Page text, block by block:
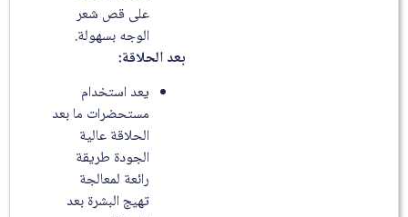
على قص شعر
الوجه بسهولة.
بعد الحلاقة:
يعد استخدام
مستحضرات ما بعد
الحلاقة عالية
الجودة طريقة
رائعة لمعالجة
تهيج البشرة بعد